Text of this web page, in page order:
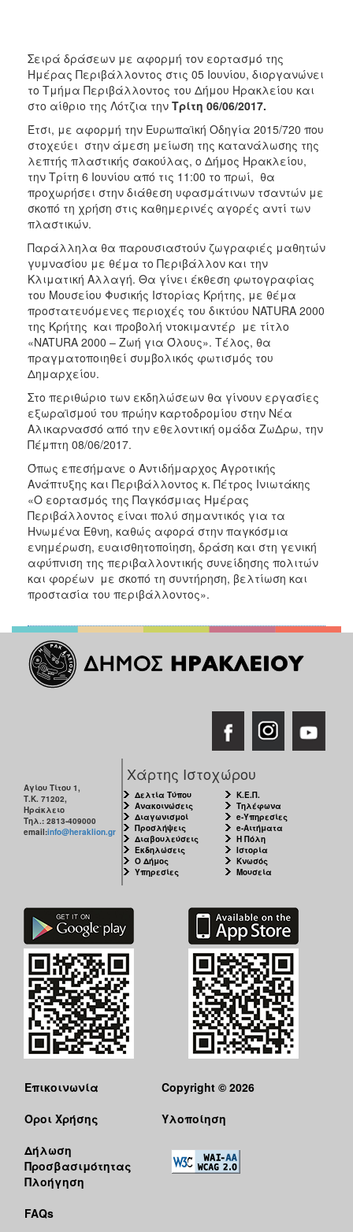
Σειρά δράσεων με αφορμή τον εορτασμό της
Ημέρας Περιβάλλοντος στις 05 Ιουνίου, διοργανώνει
το Τμήμα Περιβάλλοντος του Δήμου Ηρακλείου και
στο αίθριο της Λότζια την Τρίτη 06/06/2017.
Έτσι, με αφορμή την Ευρωπαϊκή Οδηγία 2015/720 που
στοχεύει στην άμεση μείωση της κατανάλωσης της
λεπτής πλαστικής σακούλας, ο Δήμος Ηρακλείου,
την Τρίτη 6 Ιουνίου από τις 11:00 το πρωί, θα
προχωρήσει στην διάθεση υφασμάτινων τσαντών με
σκοπό τη χρήση στις καθημερινές αγορές αντί των
πλαστικών.
Παράλληλα θα παρουσιαστούν ζωγραφιές μαθητών
γυμνασίου με θέμα το Περιβάλλον και την
Κλιματική Αλλαγή. Θα γίνει έκθεση φωτογραφίας
του Μουσείου Φυσικής Ιστορίας Κρήτης, με θέμα
προστατευόμενες περιοχές του δικτύου NATURA 2000
της Κρήτης και προβολή ντοκιμαντέρ με τίτλο
«NATURA 2000 – Ζωή για Όλους». Τέλος, θα
πραγματοποιηθεί συμβολικός φωτισμός του
Δημαρχείου.
Στο περιθώριο των εκδηλώσεων θα γίνουν εργασίες
εξωραϊσμού του πρώην καρτοδρομίου στην Νέα
Αλικαρνασσό από την εθελοντική ομάδα ΖωΔρω, την
Πέμπτη 08/06/2017.
Όπως επεσήμανε ο Αντιδήμαρχος Αγροτικής
Ανάπτυξης και Περιβάλλοντος κ. Πέτρος Ινιωτάκης
«Ο εορτασμός της Παγκόσμιας Ημέρας
Περιβάλλοντος είναι πολύ σημαντικός για τα
Ηνωμένα Έθνη, καθώς αφορά στην παγκόσμια
ενημέρωση, ευαισθητοποίηση, δράση και στη γενική
αφύπνιση της περιβαλλοντικής συνείδησης πολιτών
και φορέων με σκοπό τη συντήρηση, βελτίωση και
προστασία του περιβάλλοντος».
Αγίου Τίτου 1,
Τ.Κ. 71202,
Ηράκλειο
Τηλ.: 2813-409000
email:info@heraklion.gr
Χάρτης Ιστοχώρου
Δελτία Τύπου
Ανακοινώσεις
Διαγωνισμοί
Προσλήψεις
Διαβουλεύσεις
Εκδηλώσεις
Ο Δήμος
Υπηρεσίες
Κ.Ε.Π.
Τηλέφωνα
e-Υπηρεσίες
e-Αιτήματα
Η Πόλη
Ιστορία
Κνωσός
Μουσεία
Επικοινωνία
Όροι Χρήσης
Δήλωση
Προσβασιμότητας
Πλοήγηση
FAQs
Copyright © 2026
Υλοποίηση